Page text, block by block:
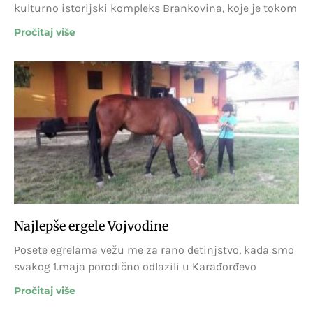
kulturno istorijski kompleks Brankovina, koje je tokom
Pročitaj više
Najlepše ergele Vojvodine
Posete egrelama vežu me za rano detinjstvo, kada smo
svakog 1.maja porodično odlazili u Karađorđevo
Pročitaj više